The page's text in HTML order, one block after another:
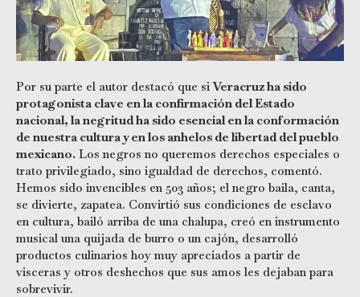
Por su parte el autor destacó que siVeracruz ha sido
protagonista clave en la confirmación del Estado
nacional, la negritud ha sido esencial en la conformación
de nuestra cultura y en los anhelos de libertad del pueblo
mexicano. Los negros no queremos derechos especiales o
trato privilegiado, sino igualdad de derechos, comentó.
Hemos sido invencibles en 503 años; el negro baila, canta,
se divierte, zapatea. Convirtió sus condiciones de esclavo
en cultura, bailó arriba de una chalupa, creó en instrumento
musical una quijada de burro o un cajón, desarrolló
productos culinarios hoy muy apreciados a partir de
visceras y otros deshechos que sus amos les dejaban para
sobrevivir.